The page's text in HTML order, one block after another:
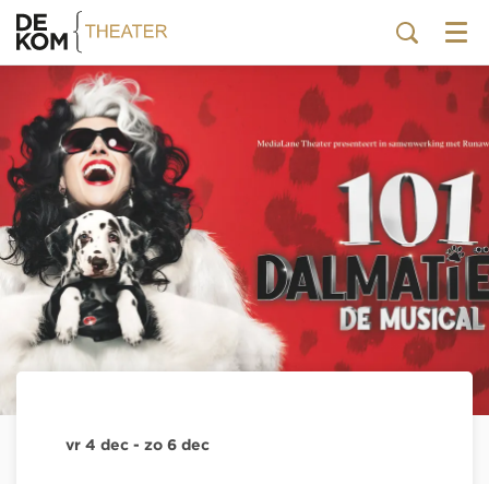
Menu
vr 4 dec - zo 6 dec